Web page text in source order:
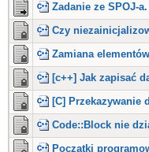
Zadanie ze SPOJ-
Czy
Zamiana
[c++] Jak zapisać
[C]
Code::Block nie
Początki